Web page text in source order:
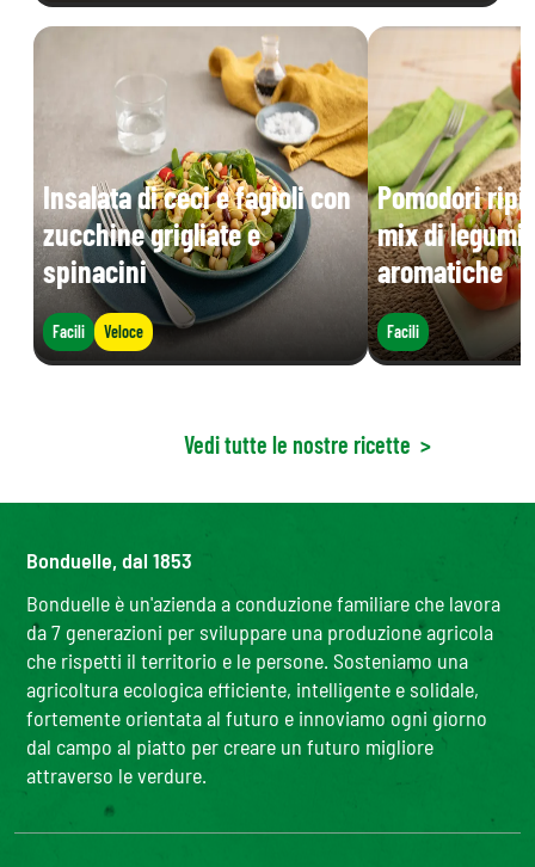
Insalata di ceci e fagioli con
zucchine grigliate e
spinacini
Facili Veloce
Pomodori
mix di legumi
aromatiche
Facili
Vedi tutte le nostre ricette >
Bonduelle, dal 1853
Bonduelle è un'azienda a conduzione familiare che lavora
da 7 generazioni per sviluppare una produzione agricola
che rispetti il territorio e le persone. Sosteniamo una
agricoltura ecologica efficiente, intelligente e solidale,
fortemente orientata al futuro e innoviamo ogni giorno
dal campo al piatto per creare un futuro migliore
attraverso le verdure.